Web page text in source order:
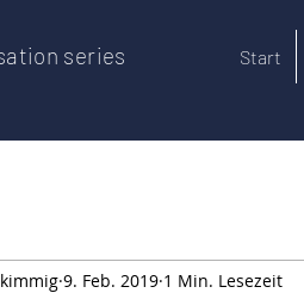
series Start
9. Feb. 2019 1 Min. Lesezeit